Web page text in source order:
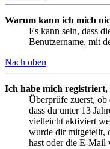
Warum kann ich mich
Es kann sein, dass
Benutzername, mit
Nach oben
Ich habe mich
Überprüfe zuerst, ob
dass du unter 13
vielleicht aktiviert
wurde dir mitgeteilt,
hast oder die E-Mail